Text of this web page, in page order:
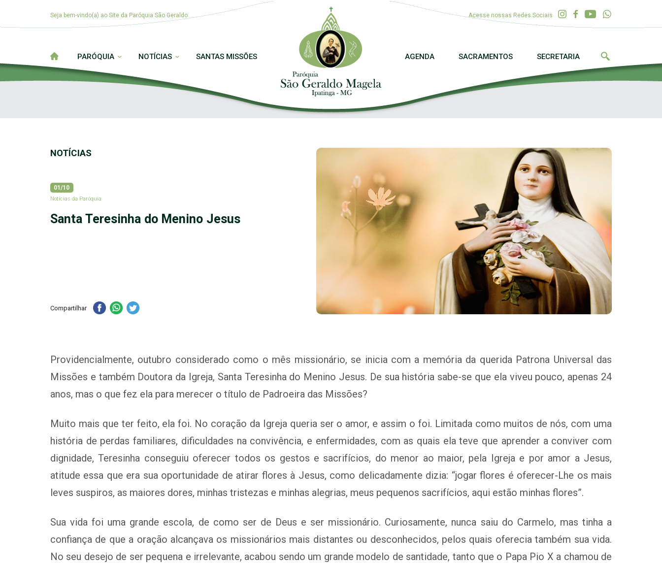
Seja bem-vindo(a) ao Site da Paróquia São Geraldo Acesse nossas Redes Sociais
PARÓQUIA NOTÍCIAS SANTAS MISSÕES AGENDA SACRAMENTOS SECRETARIA
NOTÍCIAS
01/10
Notícias da Paróquia
Santa Teresinha do Menino Jesus
Compartilhar
Providencialmente, outubro considerado como o mês missionário, se inicia com a memória da querida Patrona Universal das
Missões e também Doutora da Igreja, Santa Teresinha do Menino Jesus. De sua história sabe-se que ela viveu pouco, apenas 24
anos, mas o que fez ela para merecer o título de Padroeira das Missões?
Muito mais que ter feito, ela foi. No coração da Igreja queria ser o amor, e assim o foi. Limitada como muitos de nós, com uma
história de perdas familiares, dificuldades na convivência, e enfermidades, com as quais ela teve que aprender a conviver com
dignidade, Teresinha conseguiu oferecer todos os gestos e sacrifícios, do menor ao maior, pela Igreja e por amor a Jesus,
atitude essa que era sua oportunidade de atirar flores à Jesus, como delicadamente dizia: “jogar flores é oferecer-Lhe os mais
leves suspiros, as maiores dores, minhas tristezas e minhas alegrias, meus pequenos sacrifícios, aqui estão minhas flores”.
Sua vida foi uma grande escola, de como ser de Deus e ser missionário. Curiosamente, nunca saiu do Carmelo, mas tinha a
confiança de que a oração alcançava os missionários mais distantes ou desconhecidos, pelos quais oferecia também sua vida.
No seu desejo de ser pequena e irrelevante, acabou sendo um grande modelo de santidade, tanto que o Papa Pio X a chamou de